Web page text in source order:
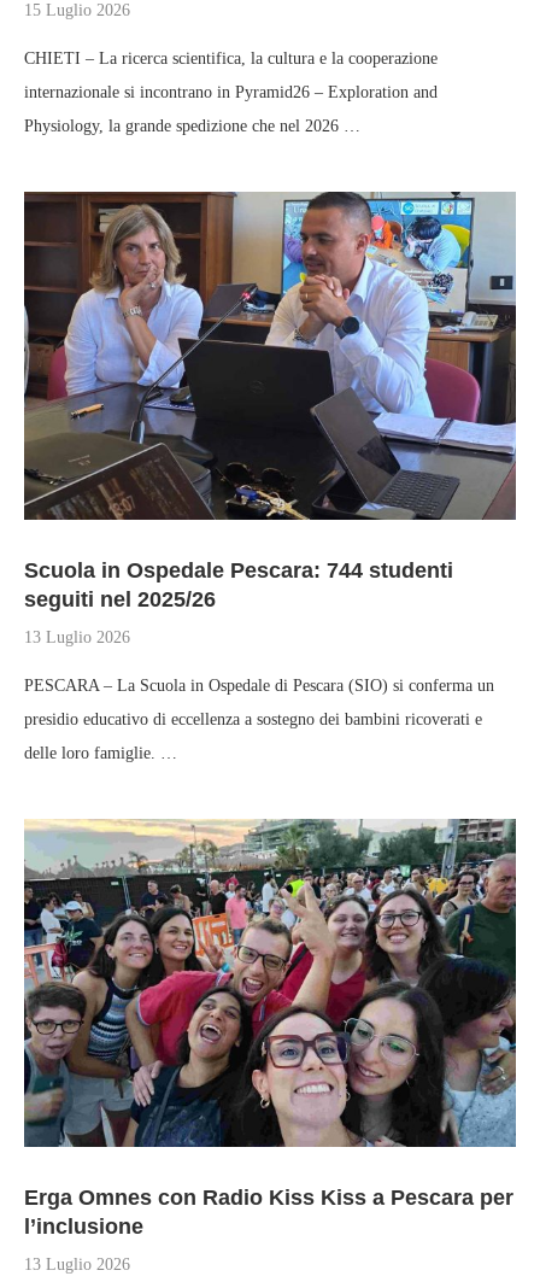
15 Luglio 2026
CHIETI – La ricerca scientifica, la cultura e la cooperazione
internazionale si incontrano in Pyramid26 – Exploration and
Physiology, la grande spedizione che nel 2026 …
Scuola in Ospedale Pescara: 744 studenti
seguiti nel 2025/26
13 Luglio 2026
PESCARA – La Scuola in Ospedale di Pescara (SIO) si conferma un
presidio educativo di eccellenza a sostegno dei bambini ricoverati e
delle loro famiglie. …
Erga Omnes con Radio Kiss Kiss a Pescara per
l’inclusione
13 Luglio 2026